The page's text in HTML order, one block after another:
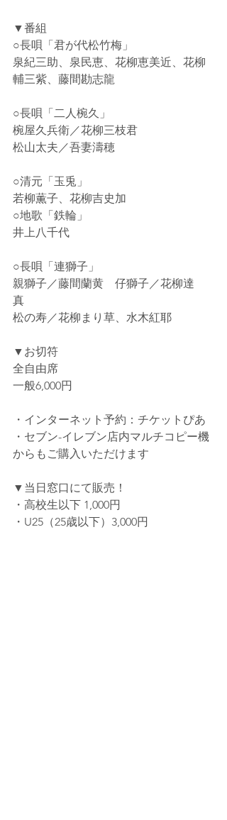
▼番組
○長唄「君が代松竹梅」
泉紀三助、泉民恵、花柳恵美近、花柳
輔三紫、藤間勘志龍
○長唄「二人椀久」
椀屋久兵衛／花柳三枝君
松山太夫／吾妻濤穂
○清元「玉兎」
若柳薫子、花柳吉史加
○地歌「鉄輪」
井上八千代
○長唄「連獅子」
親獅子／藤間蘭黄　仔獅子／花柳達
真
松の寿／花柳まり草、水木紅耶
▼お切符
全自由席
一般6,000円
・インターネット予約：チケットぴあ
・セブン-イレブン店内マルチコピー機
からもご購入いただけます
▼当日窓口にて販売！
・高校生以下 1,000円
・U25（25歳以下）3,000円